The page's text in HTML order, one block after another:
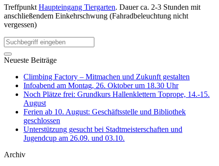
Treffpunkt Haupteingang Tiergarten. Dauer ca. 2-3 Stunden mit
anschließendem Einkehrschwung (Fahradbeleuchtung nicht
vergessen)
Neueste Beiträge
Climbing Factory – Mitmachen und Zukunft gestalten
Infoabend am Montag, 26. Oktober um 18.30 Uhr
Noch Plätze frei: Grundkurs Hallenklettern Toprope, 14.-15.
August
Ferien ab 10. August: Geschäftsstelle und Bibliothek
geschlossen
Unterstützung gesucht bei Stadtmeisterschaften und
Jugendcup am 26.09. und 03.10.
Archiv